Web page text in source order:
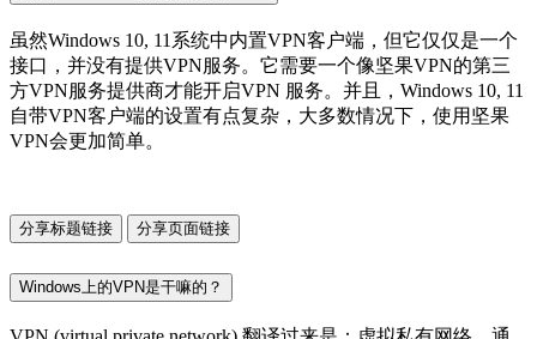
虽然Windows 10, 11系统中内置VPN客户端，但它仅仅是一个
接口，并没有提供VPN服务。它需要一个像坚果VPN的第三
方VPN服务提供商才能开启VPN 服务。并且，Windows 10, 11
自带VPN客户端的设置有点复杂，大多数情况下，使用坚果
VPN会更加简单。
分享标题链接 分享页面链接
Windows上的VPN是干嘛的？